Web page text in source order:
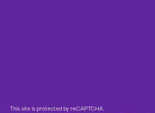
This site is protected by reCAPTCHA